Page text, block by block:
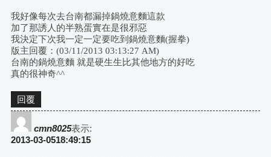
我好像每次去台南都漏掉鍋燒意麵這款
加了那誘人的半熟蛋實在是很邪惡
我決定下次我一定一定要吃到鍋燒意麵(握拳)
版主回覆：(03/11/2013 03:13:27 AM)
台南的鍋燒意麵 就是硬生生比其他地方的好吃
真的很神奇^^
回覆
cmn8025表示:
2013-03-0518:49:15